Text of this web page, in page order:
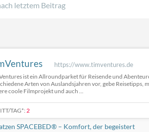
letztem Beitrag
https://www.timventures.de
ist ein Allroundparket für Reisende und
Arten von Auslandsjahren vor, gebe Reisetipps,
coole Filmprojekt und auch ...
TAG*: 2
SPACEBED® – Komfort, der begeistert